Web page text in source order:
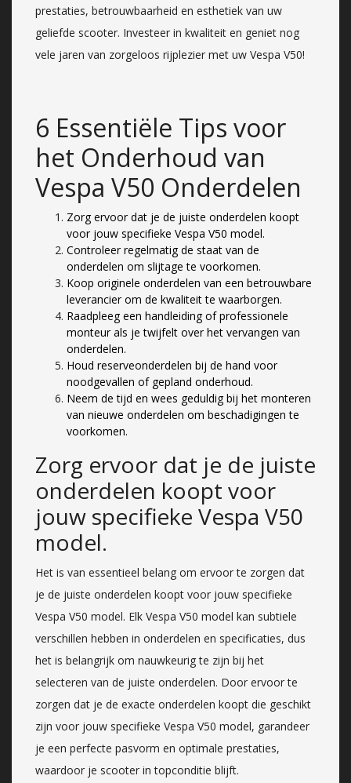
prestaties, betrouwbaarheid en esthetiek van uw
geliefde scooter. Investeer in kwaliteit en geniet nog
vele jaren van zorgeloos rijplezier met uw Vespa V50!
6 Essentiële Tips voor
het Onderhoud van
Vespa V50 Onderdelen
Zorg ervoor dat je de juiste onderdelen koopt
voor jouw specifieke Vespa V50 model.
Controleer regelmatig de staat van de
onderdelen om slijtage te voorkomen.
Koop originele onderdelen van een betrouwbare
leverancier om de kwaliteit te waarborgen.
Raadpleeg een handleiding of professionele
monteur als je twijfelt over het vervangen van
onderdelen.
Houd reserveonderdelen bij de hand voor
noodgevallen of gepland onderhoud.
Neem de tijd en wees geduldig bij het monteren
van nieuwe onderdelen om beschadigingen te
voorkomen.
Zorg ervoor dat je de juiste
onderdelen koopt voor
jouw specifieke Vespa V50
model.
Het is van essentieel belang om ervoor te zorgen dat
je de juiste onderdelen koopt voor jouw specifieke
Vespa V50 model. Elk Vespa V50 model kan subtiele
verschillen hebben in onderdelen en specificaties, dus
het is belangrijk om nauwkeurig te zijn bij het
selecteren van de juiste onderdelen. Door ervoor te
zorgen dat je de exacte onderdelen koopt die geschikt
zijn voor jouw specifieke Vespa V50 model, garandeer
je een perfecte pasvorm en optimale prestaties,
waardoor je scooter in topconditie blijft.